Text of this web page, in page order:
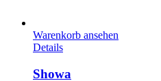
Warenkorb ansehen
Details
Showa